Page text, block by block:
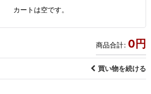
カートは空です。
商品合計: 0円
買い物を続ける